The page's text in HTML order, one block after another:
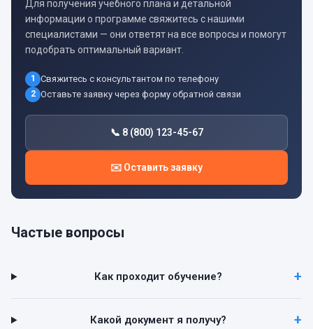
Для получения учебного плана и детальной
информации о программе свяжитесь с нашими
специалистами — они ответят на все вопросы и помогут
подобрать оптимальный вариант.
1 Свяжитесь с консультантом по телефону
2 Оставьте заявку через форму обратной связи
📞 8 (800) 123-45-67
✉️ Оставить заявку
Частые вопросы
Как проходит обучение?
Какой документ я получу?